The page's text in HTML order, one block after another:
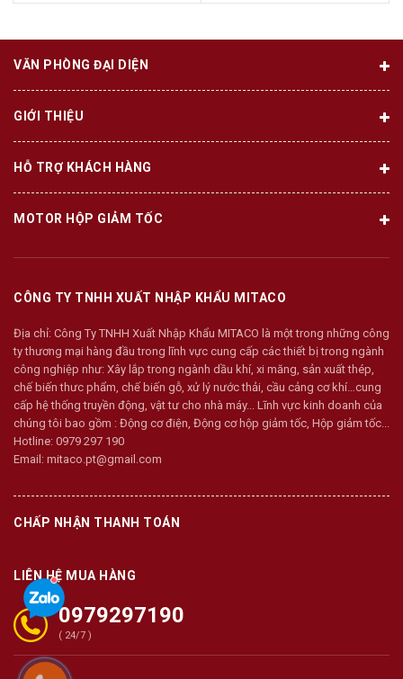
VĂN PHÒNG ĐẠI DIỆN
GIỚI THIỆU
HỖ TRỢ KHÁCH HÀNG
MOTOR HỘP GIẢM TỐC
CÔNG TY TNHH XUẤT NHẬP KHẨU MITACO
Địa chỉ: Công Ty TNHH Xuất Nhập Khẩu MITACO là một trong những công
ty thương mại hàng đầu trong lĩnh vực cung cấp các thiết bị trong ngành
công nghiệp như: Xây lắp trong ngành dầu khí, xi măng, sản xuất thép,
chế biến thưc phẩm, chế biến gỗ, xử lý nước thải, cầu cảng cơ khí…cung
cấp hệ thống truyền động, vật tư cho nhà máy... Lĩnh vực kinh doanh của
chúng tôi bao gồm : Động cơ điện, Động cơ hộp giảm tốc, Hộp giảm tốc...
Hotline: 0979 297 190
Email: mitaco.pt@gmail.com
CHẤP NHẬN THANH TOÁN
LIÊN HỆ MUA HÀNG
0979297190
( 24/7 )